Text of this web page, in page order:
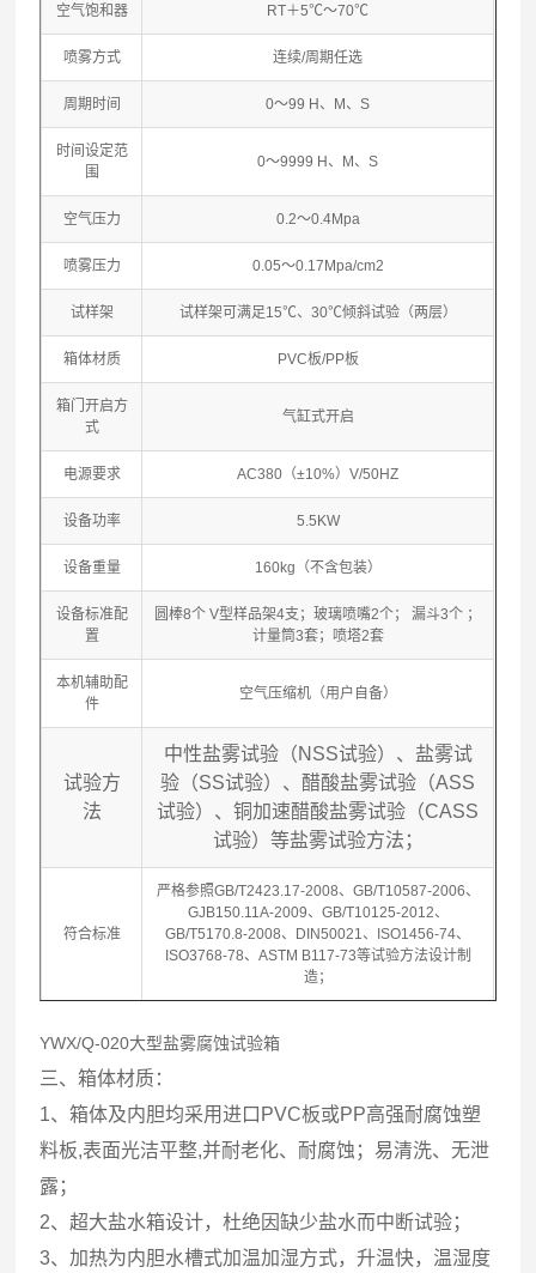
空气饱和器 RT＋5℃～70℃
喷雾方式 连续/周期任选
周期时间 0～99 H、M、S
时间设定范
围
0～9999 H、M、S
空气压力 0.2～0.4Mpa
喷雾压力 0.05～0.17Mpa/cm2
试样架 试样架可满足15℃、30℃倾斜试验（两层）
箱体材质 PVC板/PP板
箱门开启方
式
气缸式开启
电源要求 AC380（±10%）V/50HZ
设备功率 5.5KW
设备重量 160kg（不含包装）
设备标准配
置
圆棒8个 V型样品架4支；玻璃喷嘴2个； 漏斗3个 ；
计量筒3套；喷塔2套
本机辅助配
件
空气压缩机（用户自备）
试验方
法
中性盐雾试验（NSS试验）、盐雾试
验（SS试验）、醋酸盐雾试验（ASS
试验）、铜加速醋酸盐雾试验（CASS
试验）等盐雾试验方法；
符合标准
严格参照GB/T2423.17-2008、GB/T10587-2006、
GJB150.11A-2009、GB/T10125-2012、
GB/T5170.8-2008、DIN50021、ISO1456-74、
ISO3768-78、ASTM B117-73等试验方法设计制
造；
YWX/Q-020大型盐雾腐蚀试验箱
三、箱体材质：
1、箱体及内胆均采用进口PVC板或PP高强耐腐蚀塑
料板,表面光洁平整,并耐老化、耐腐蚀；易清洗、无泄
露；
2、超大盐水箱设计，杜绝因缺少盐水而中断试验；
3、加热为内胆水槽式加温加湿方式，升温快，温湿度